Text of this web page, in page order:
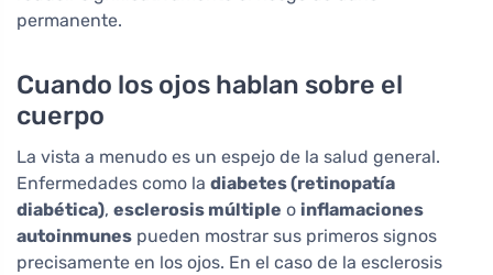
permanente.
Cuando los ojos hablan sobre el
cuerpo
La vista a menudo es un espejo de la salud general.
Enfermedades como la diabetes (retinopatía
diabética), esclerosis múltiple o inflamaciones
autoinmunes pueden mostrar sus primeros signos
precisamente en los ojos. En el caso de la esclerosis